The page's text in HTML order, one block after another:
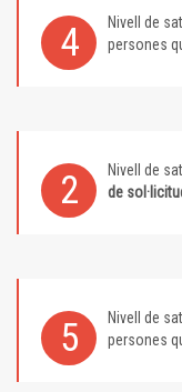
4 Nivell de
persones
2 Nivell de
de
5 Nivell de
persones